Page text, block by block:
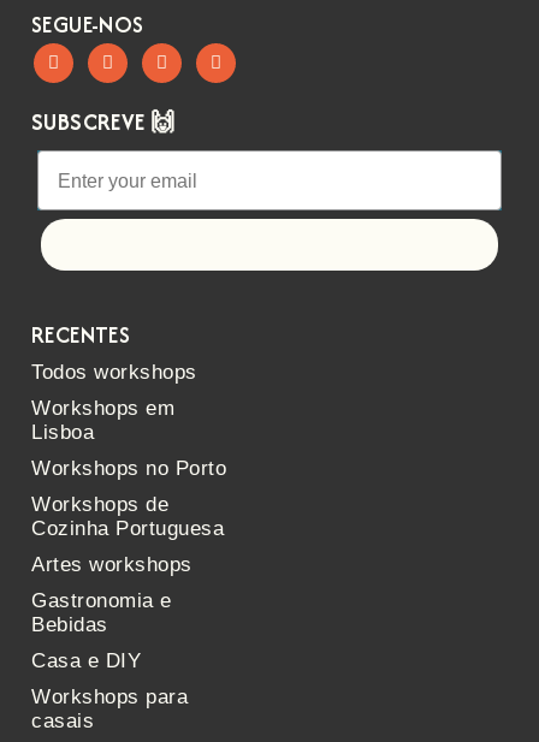
SEGUE-NOS
SUBSCREVE 🙌
RECENTES
Todos workshops
Workshops em
Lisboa
Workshops no Porto
Workshops de
Cozinha Portuguesa
Artes workshops
Gastronomia e
Bebidas
Casa e DIY
Workshops para
casais